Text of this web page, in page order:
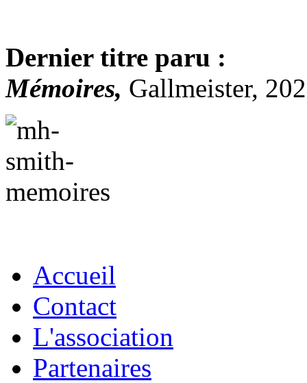
Dernier titre paru :
Mémoires, Gallmeister,
Accueil
Contact
L'association
Partenaires